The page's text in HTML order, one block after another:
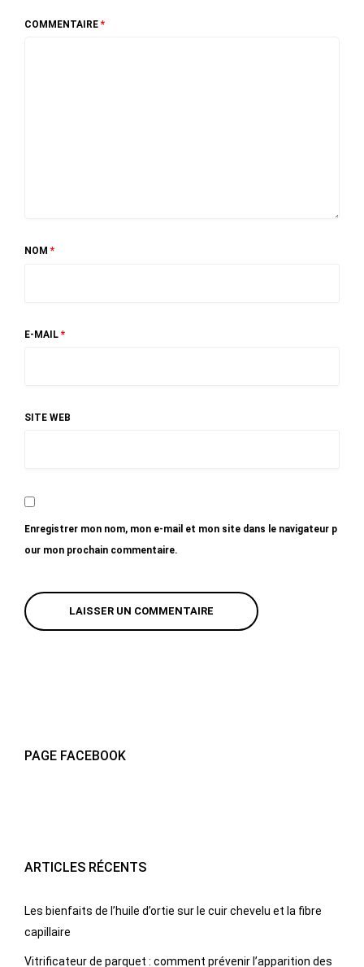
COMMENTAIRE *
NOM *
E-MAIL *
SITE WEB
Enregistrer mon nom, mon e-mail et mon site dans le navigateur p
our mon prochain commentaire.
PAGE FACEBOOK
ARTICLES RÉCENTS
Les bienfaits de l’huile d’ortie sur le cuir chevelu et la fibre
capillaire
Vitrificateur de parquet : comment prévenir l’apparition des